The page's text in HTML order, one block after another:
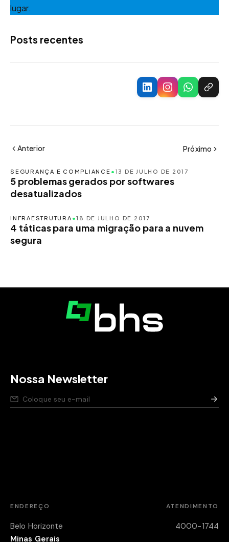
lugar.
Posts recentes
Anterior Próximo
SEGURANÇA E COMPLIANCE • 13 DE JULHO DE 2017
5 problemas gerados por softwares
desatualizados
INFRAESTRUTURA •18 DE JULHO DE 2017
4 táticas para uma migração para a nuvem
segura
Nossa Newsletter
ENDEREÇO
Belo Horizonte
Minas Gerais
ATENDIMENTO
4000-1744